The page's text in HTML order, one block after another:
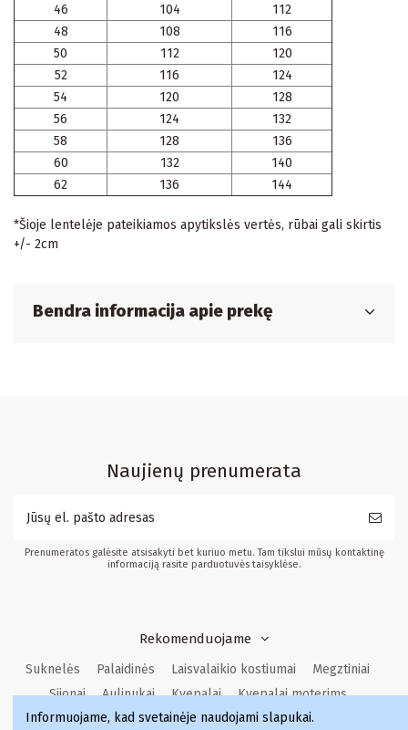
46
104
112
48
108
116
50
112
120
52
116
124
54
120
128
56
124
132
58
128
136
60
132
140
62
136 144
*Šioje lentelėje pateikiamos apytikslės vertės, rūbai gali skirtis
+/- 2cm
Bendra informacija apie prekę
Naujienų prenumerata
Prenumeratos galėsite atsisakyti bet kuriuo metu. Tam tikslui mūsų kontaktinę
informaciją rasite parduotuvės taisyklėse.
Rekomenduojame
Suknelės Palaidinės Laisvalaikio kostiumai
Megztiniai
Sijonai
Aulinukai Kvepalai
Kvepalai moterims
Kvepalai vyrams
Kvepalai moterims Kvepalai
Informuojame, kad svetainėje naudojami slapukai.